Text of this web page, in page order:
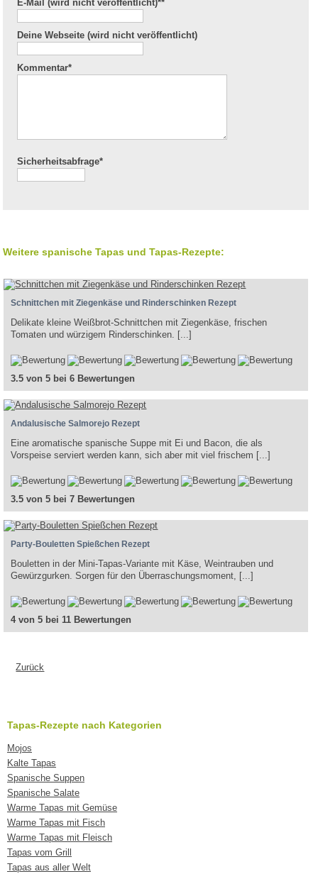
E-Mail (wird nicht veröffentlicht)**
Deine Webseite (wird nicht veröffentlicht)
Kommentar*
Sicherheitsabfrage*
Weitere spanische Tapas und Tapas-Rezepte:
Schnittchen mit Ziegenkäse und Rinderschinken Rezept
Delikate kleine Weißbrot-Schnittchen mit Ziegenkäse, frischen
Tomaten und würzigem Rinderschinken. [...]
3.5 von 5 bei 6 Bewertungen
Andalusische Salmorejo Rezept
Eine aromatische spanische Suppe mit Ei und Bacon, die als
Vorspeise serviert werden kann, sich aber mit viel frischem [...]
3.5 von 5 bei 7 Bewertungen
Party-Bouletten Spießchen Rezept
Bouletten in der Mini-Tapas-Variante mit Käse, Weintrauben und
Gewürzgurken. Sorgen für den Überraschungsmoment, [...]
4 von 5 bei 11 Bewertungen
Zurück
Tapas-Rezepte nach Kategorien
Mojos
Kalte Tapas
Spanische Suppen
Spanische Salate
Warme Tapas mit Gemüse
Warme Tapas mit Fisch
Warme Tapas mit Fleisch
Tapas vom Grill
Tapas aus aller Welt